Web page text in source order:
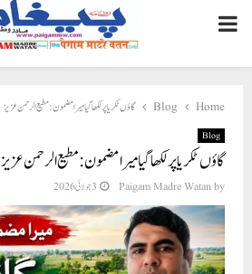
PRIMARY
MENU
Home
Blog گاؤں ٹکریا پر لکھا گیا میرا مضمون : مطیع الرحمن عزیز
Blog
گاؤں ٹکریا پر لکھا گیا میرا مضمون : مطیع الرحمن عزیز
by
Paigam Madre Watan 3 جولائی 2026